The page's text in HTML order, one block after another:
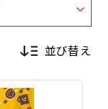
並び替え